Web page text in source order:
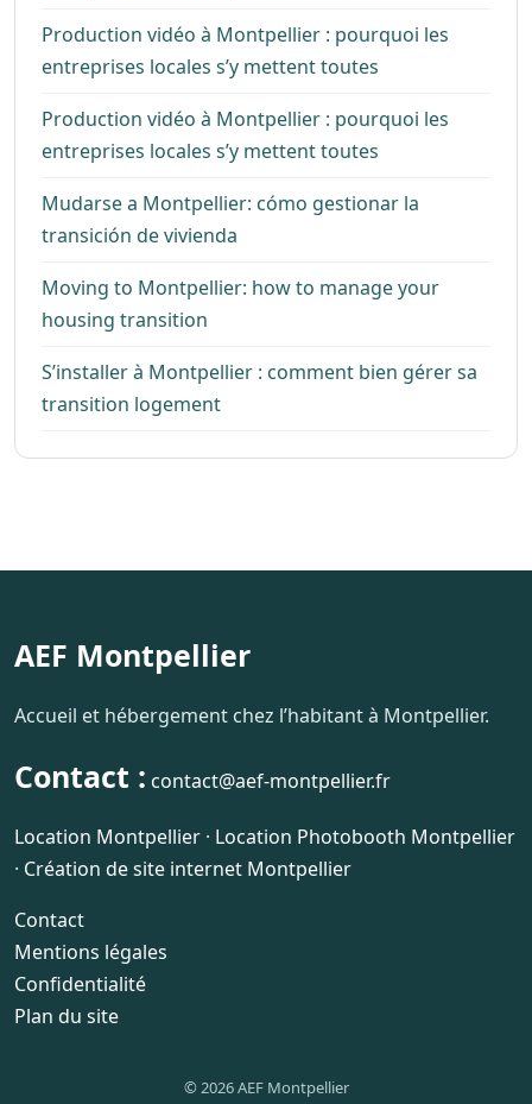
Production vidéo à Montpellier : pourquoi les
entreprises locales s’y mettent toutes
Production vidéo à Montpellier : pourquoi les
entreprises locales s’y mettent toutes
Mudarse a Montpellier: cómo gestionar la
transición de vivienda
Moving to Montpellier: how to manage your
housing transition
S’installer à Montpellier : comment bien gérer sa
transition logement
AEF Montpellier
Accueil et hébergement chez l’habitant à Montpellier.
Contact : contact@aef-montpellier.fr
Location Montpellier · Location Photobooth Montpellier
· Création de site internet Montpellier
Contact
Mentions légales
Confidentialité
Plan du site
© 2026 AEF Montpellier